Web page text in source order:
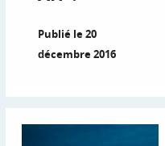
Publié le 20
décembre 2016